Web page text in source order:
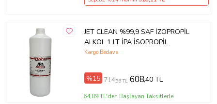
JET CLEAN %99,9 SAF İZOPROPİL
ALKOL 1 LT İPA İSOPROPİL
Kargo Bedava
%15 714,96 TL 608,40 TL
64,89 TL'den Başlayan Taksitlerle